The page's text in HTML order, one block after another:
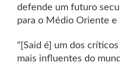
defende um futuro
para o Médio Oriente e
"[Said é] um dos
mais influentes do